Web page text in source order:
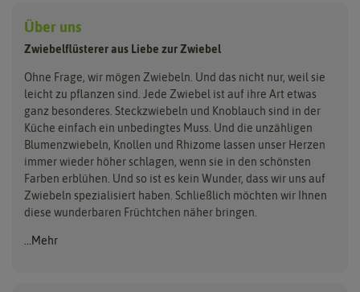
Steckzwiebelmischungen
ReinSaat
Kent & Stowe
Flora Elite
Samen Pfann
Flora Fantastica
Über uns
Zwiebelflüsterer aus Liebe zur Zwiebel
Ohne Frage, wir mögen Zwiebeln. Und das nicht nur, weil sie
leicht zu pflanzen sind. Jede Zwiebel ist auf ihre Art etwas
ganz besonderes. Steckzwiebeln und Knoblauch sind in der
Küche einfach ein unbedingtes Muss. Und die unzähligen
Blumenzwiebeln, Knollen und Rhizome lassen unser Herzen
immer wieder höher schlagen, wenn sie in den schönsten
Farben erblühen. Und so ist es kein Wunder, dass wir uns auf
Zwiebeln spezialisiert haben. Schließlich möchten wir Ihnen
diese wunderbaren Früchtchen näher bringen.
...Mehr